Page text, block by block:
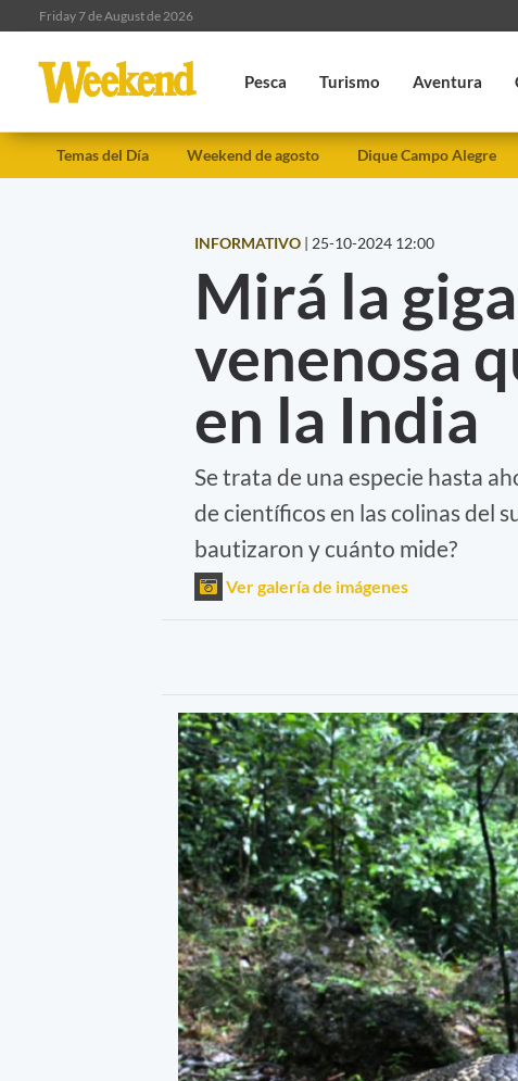
Friday 7 de August de 2026
Pesca Turismo Aventura
Temas del Día Weekend de agosto Dique Campo Alegre
INFORMATIVO | 25-10-2024 12:00
Mirá la
venenosa
en la India
Se trata de una especie hasta
de científicos en las colinas del
bautizaron y cuánto mide?
Ver galería de imágenes